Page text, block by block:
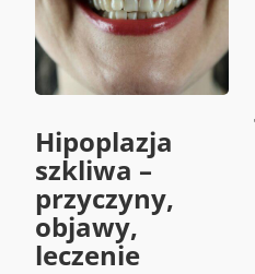
Hipoplazja
szkliwa –
przyczyny,
objawy,
leczenie